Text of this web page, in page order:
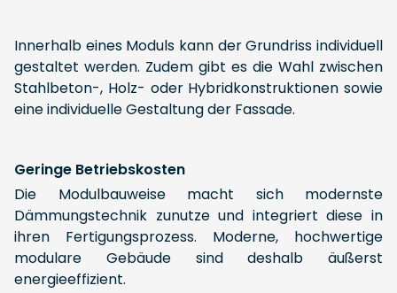
Innerhalb eines Moduls kann der Grundriss individuell
gestaltet werden. Zudem gibt es die Wahl zwischen
Stahlbeton-, Holz- oder Hybridkonstruktionen sowie
eine individuelle Gestaltung der Fassade.
Geringe Betriebskosten
Die Modulbauweise macht sich modernste
Dämmungstechnik zunutze und integriert diese in
ihren Fertigungsprozess. Moderne, hochwertige
modulare Gebäude sind deshalb äußerst
energieeffizient.